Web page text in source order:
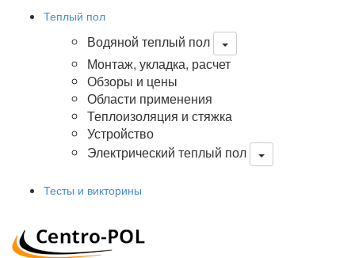
Теплый пол
Водяной теплый пол
Монтаж, укладка, расчет
Обзоры и цены
Области применения
Теплоизоляция и стяжка
Устройство
Электрический теплый пол
Тесты и викторины